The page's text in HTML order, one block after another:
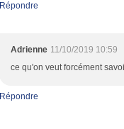
Répondre
Adrienne 11/10/2019 10:59
ce qu'on veut forcément
Répondre